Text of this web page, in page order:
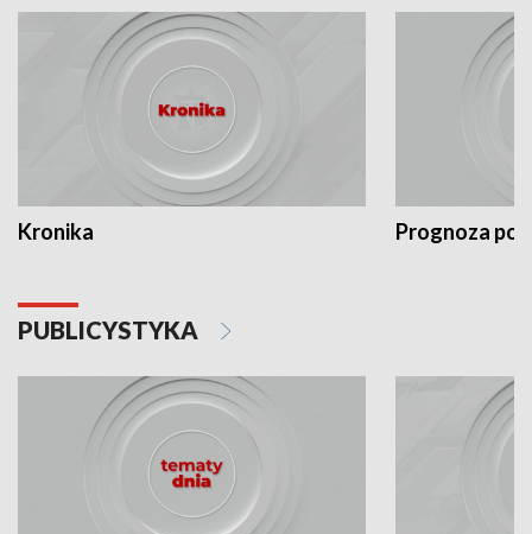
Kronika Prognoza
PUBLICYSTYKA